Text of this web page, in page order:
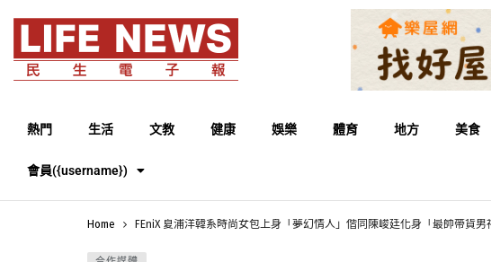
熱門 生活 文教 健康 娛樂 體育 地方 美食
會員({username})
Home FEniX 夏浦洋韓系時尚女包上身「夢幻情人」偕同陳峻廷化身「最帥帶貨男